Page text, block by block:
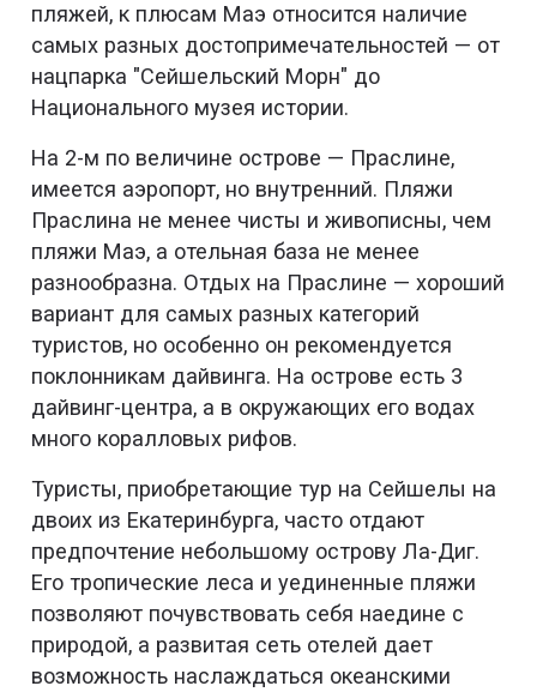
пляжей, к плюсам Маэ относится наличие
самых разных достопримечательностей — от
нацпарка "Сейшельский Морн" до
Национального музея истории.
На 2-м по величине острове — Праслине,
имеется аэропорт, но внутренний. Пляжи
Праслина не менее чисты и живописны, чем
пляжи Маэ, а отельная база не менее
разнообразна. Отдых на Праслине — хороший
вариант для самых разных категорий
туристов, но особенно он рекомендуется
поклонникам дайвинга. На острове есть 3
дайвинг-центра, а в окружающих его водах
много коралловых рифов.
Туристы, приобретающие тур на Сейшелы на
двоих из Екатеринбурга, часто отдают
предпочтение небольшому острову Ла-Диг.
Его тропические леса и уединенные пляжи
позволяют почувствовать себя наедине с
природой, а развитая сеть отелей дает
возможность наслаждаться океанскими